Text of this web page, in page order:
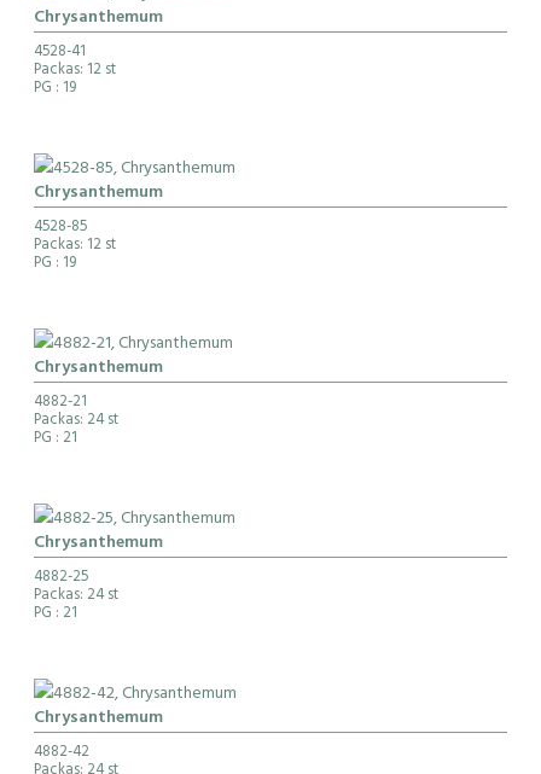
Chrysanthemum
4528-41
Packas: 12 st
PG : 19
Chrysanthemum
4528-85
Packas: 12 st
PG : 19
Chrysanthemum
4882-21
Packas: 24 st
PG : 21
Chrysanthemum
4882-25
Packas: 24 st
PG : 21
Chrysanthemum
4882-42